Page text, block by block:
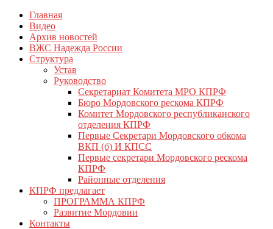
Перейти
содержимому
КПРФ Мордовия
Мордовское Региональное отделение КПРФ
Главная
Видео
Архив новостей
ВЖС Надежда России
Структура
Устав
Руководство
Секретариат Комитета МРО КПРФ
Бюро Мордовского рескома КПРФ
Комитет Мордовского республиканского
отделения КПРФ
Первые Секретари Мордовского обкома
ВКП (б) И КПСС
Первые секретари Мордовского рескома
КПРФ
Районные отделения
КПРФ предлагает
ПРОГРАММА КПРФ
Развитие Мордовии
Контакты